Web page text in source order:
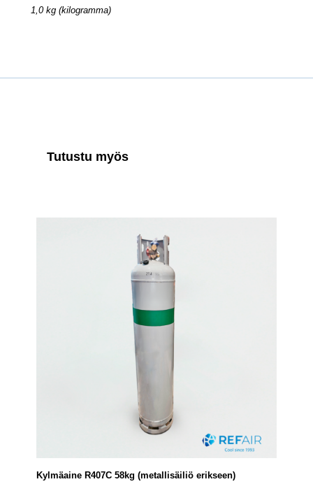
1,0 kg (kilogramma)
Tutustu myös
Kylmäaine R407C 58kg (metallisäiliö erikseen)